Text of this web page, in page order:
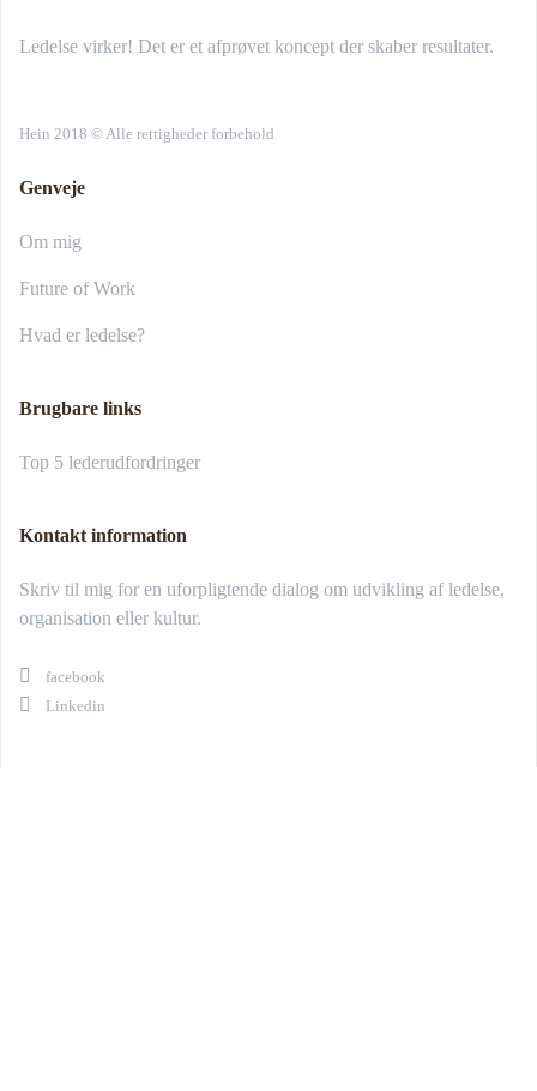
Ledelse virker! Det er et afprøvet koncept der skaber resultater.
Hein 2018 © Alle rettigheder forbehold
Genveje
Om mig
Future of Work
Hvad er ledelse?
Brugbare links
Top 5 lederudfordringer
Kontakt information
Skriv til mig for en uforpligtende dialog om udvikling af ledelse,
organisation eller kultur.
facebook
Linkedin